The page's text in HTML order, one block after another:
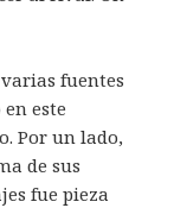
fuentes
este
Por un lado,
de sus
fue pieza